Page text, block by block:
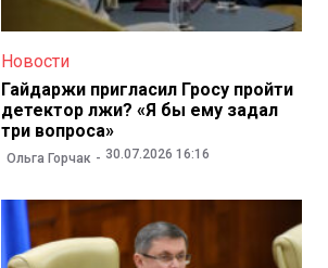
Новости
Гайдаржи пригласил Гросу пройти
детектор лжи? «Я бы ему задал
три вопроса»
Ольга Горчак 30.07.2026 16:16